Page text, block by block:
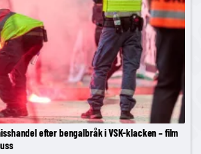
efter bengalbråk i VSK-klacken – film